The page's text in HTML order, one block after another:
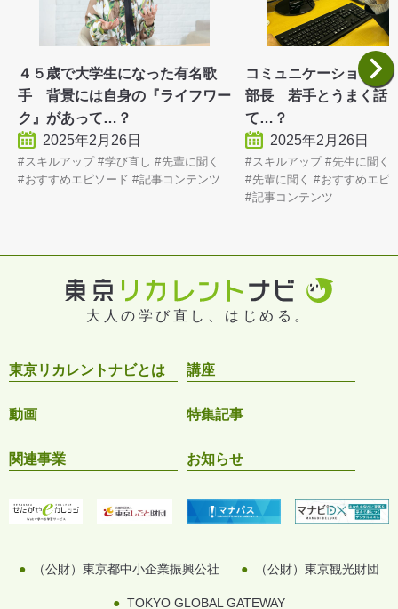
４５歳で大学生になった有名歌
手 背景には自身の『ライフワー
ク』があって…？
2025年2月26日
スキルアップ 学び直し
先輩に聞く
おすすめエピソード
記事コンテンツ
コミュニケーションに
部長 若手とうまく話
て…？
2025年2月26日
スキルアップ
先生に聞く
先輩に聞く
おすすめエピ
記事コンテンツ
大人の学び直し、はじめる。
東京リカレントナビとは 講座
動画 特集記事
関連事業 お知らせ
（公財）東京都中小企業振興公社 （公財）東京観光財団
TOKYO GLOBAL GATEWAY